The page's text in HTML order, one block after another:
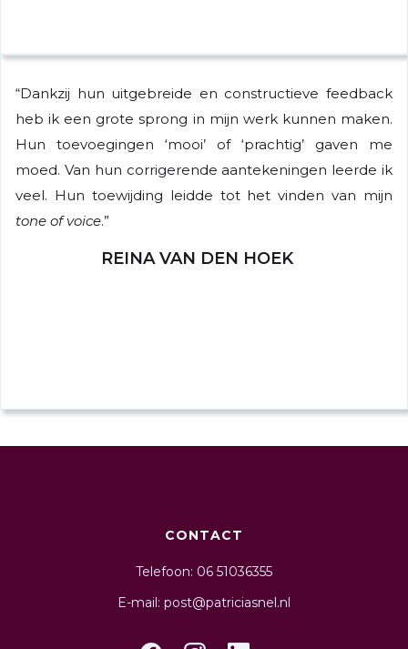
“Dankzij hun uitgebreide en constructieve feedback
heb ik een grote sprong in mijn werk kunnen maken.
Hun toevoegingen ‘mooi’ of ‘prachtig’ gaven me
moed. Van hun corrigerende aantekeningen leerde ik
veel. Hun toewijding leidde tot het vinden van mijn
tone of voice.”
REINA VAN DEN HOEK
CONTACT
Telefoon: 06 51036355
E-mail: post@patriciasnel.nl